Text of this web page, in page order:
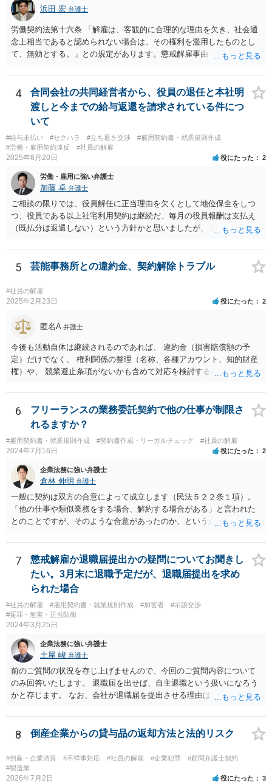
浜田 宏 弁護士
労働契約法第十六条 「解雇は、客観的に合理的な理由を欠き、社会通
念上相当であると認められない場合は、その権利を濫用したものとし
て、無効とする。」との規定があります。懲戒解雇事由（通常就業規
けでは判断できませんが、解雇無効を争う余地はあるように思いま
す。 使用者の態度から見て交渉での解決は難しく、労働審判や訴訟
手続で争う必要があると思います。 なるべく早く、弁護士にご相談
されることをおすすめします。
4
合同会社の共同経営者から、役員の退任と本社明
渡しと今までの給与返還を請求されている件につ
いて
#給与未払い #セクハラ #立ち退き交渉
#雇用契約書・就業規則作成
#労働・雇用契約違反
#社員の解雇
2025年6月20日 役にたった 2
労働・雇用に強い弁護士
加藤 卓 弁護士
ご相談の限りでは、役員解任に正当理由を欠くとして地位保全をしつ
つ、役員である以上社宅利用契約は継続だ、毎月の役員報酬は支払え
（既払分は返還しない）という方針かと思いましたが、 既に訴訟を提
連絡を入れて具体的な相談をした方がよいと思いますよ。手元キャッ
シュのあるなしによって保全処分も必要になりそうです。 訴状の内
容、合同会社の定款とあなたの役員任期、社宅利用契約の内容（社宅
は合同会社所有か？賃貸？、使用料支払はゼロ？それとも一旦報酬と
して３０万円支給されてそこから払っている？）くらいがあれば、御
5 芸能事務所との違約金、契約解除トラブル
#社員の解雇
2025年2月23日 役にたった 2
匿名A 弁護士
今後も活動自体は継続されるのであれば、 違約金（損害賠償額の予
定）だけでなく、 権利関係の整理（名称、各種アカウント、知的財産
権）や、 競業避止条項がないかも含めて対応を検討する必要がありま
以上、 基本的には損害賠償額の予定は有効です。 相手方に債務の不履
行があるということであれば、 その部分を主張できるかを検討するこ
ととなります。
6
フリーランスの業務委託契約で他の仕事が制限さ
れるますか？
#雇用契約書・就業規則作成 #契約書作成・リーガルチェック #社員の解雇
2024年7月16日 役にたった 2
企業法務に強い弁護士
倉林 伸明 弁護士
一般に契約は双方の合意によって成立します（民法５２２条１項）。
「他の仕事や類似業務をする場合、解約する場合がある」と言われた
とのことですが、そのような合意があったのか、という点を最初に確
ったのではないでしょうか。 また、フリーランスの方との取引で、
「紙の書面で契約締結を行っているのは全体の4割弱にとどまってい
る」との報告もあります（「フリーランス白書２０２０」）。「トラ
ブルが発生している取引の45.5%が口頭による契約締結であり、口約
束の横行がトラブルを生じやすくしている」とも。（同） 詳しくお話
を伺う必要がありますが、”言われた”ということで、もしかしたら書面
で契約を締結していないのかもしれません。契約書がないためにトラ
ブルが生じることは上記のとおり珍しくありません。 もし契約書がな
いようでしたら、ご自身の権利を守り義務の範囲を明確にするため、
契約書を作成することをお勧めします。 契約書の支援について、弁護
士にご相談されるのもお勧めです。
7
懲戒解雇か退職届提出かの疑問についてお聞きし
たい。3月末に退職予定だが、退職届提出を求め
られた場合
#社員の解雇 #雇用契約書・就業規則作成 #加害者
#示談交渉
#冤罪・無実・正当防衛
2024年3月25日
企業法務に強い弁護士
土屋 峻 弁護士
前のご質問の状況を存じ上げませんので、今回のご質問内容について
のみ回答いたします。 退職届を出せば、自主退職という扱いになろう
かと存じます。 なお、会社が退職届を提出させる理由は、後日解雇無
ったと体裁を整えるためであることが多いです。 ただ、実際に懲戒解
雇事由が認められそうなのであれば、穏便な形である自主退職をした
8 倒産企業からの貸与品の返却方法と法的リスク
#倒産・企業清算 #不祥事対応 #社員の解雇 #企業犯罪
#顧問弁護士契約
#製造業
2026年7月2日 役にたった 3